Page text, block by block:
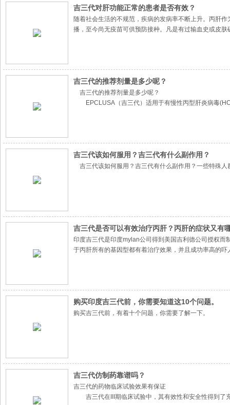
吉三代对肝功能正常的患者是否有效？
随着社会生活的不规范，疾病的发病率不断上升。丙肝
播，至今尚无疫苗可供预防接种。凡是有过输血史或皮
吉三代的推荐剂量是多少呢？
吉三代的推荐剂量是多少呢？
EPCLUSA（吉三代）适用于有慢性丙型肝炎病毒
吉三代该如何服用？吉三代有什么副作用？
吉三代该如何服用？吉三代有什么副作用？一些特殊
吉三代是否可以有效治疗丙肝？丙肝的症状又有
印度吉三代是印度mylan公司得到美国吉利德公司授权
于丙肝所有的基因型都有着治疗效果，并且成功率高的
购买印度吉三代前，你需要知道这10个问题。
购买吉三代前，有着十个问题，你需要了解一下。
吉三代仿制药靠谱吗？
吉三代的药物临床试验效果有保证
吉三代在III期临床试验中，其有效性和安全性得到了